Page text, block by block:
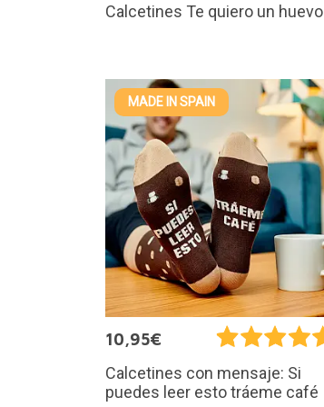
Calcetines Te quiero un huevo
MADE IN SPAIN
10,95€
Calcetines con mensaje: Si
puedes leer esto tráeme café